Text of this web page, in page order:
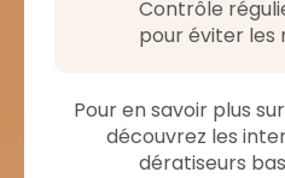
Contrôle
pour éviter les
Pour en savoir plus
découvrez les
dératiseurs